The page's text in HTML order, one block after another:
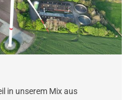
in unserem Mix aus